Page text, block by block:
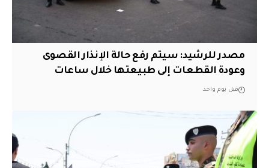
مصدر للرشيد: سيتم رفع حالة الإنذار القصوى
وعودة القطعات إلى طبيعتها خلال ساعات
قبل يوم واحد